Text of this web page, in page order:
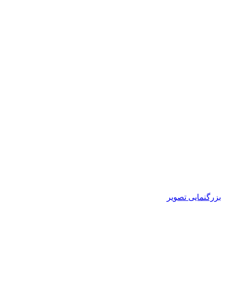
بزرگنمایی تصویر